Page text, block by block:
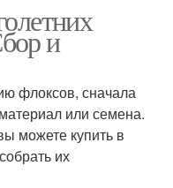
и
флоксов, сначала
или семена.
можете купить в
их